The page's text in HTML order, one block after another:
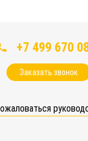
+7 499 670
Заказать звонок